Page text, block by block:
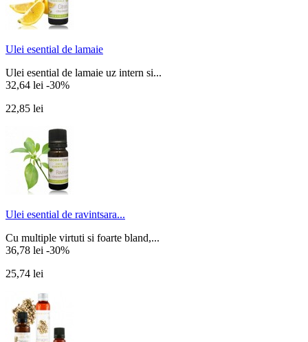
Ulei esential de lamaie
Ulei esential de lamaie uz intern si...
32,64 lei -30%
22,85 lei
Ulei esential de ravintsara...
Cu multiple virtuti si foarte bland,...
36,78 lei -30%
25,74 lei